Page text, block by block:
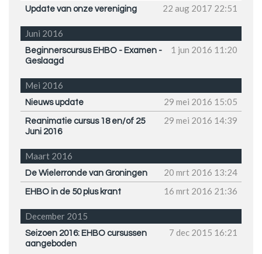
Update van onze vereniging 22 aug 2017 22:51
Juni 2016
Beginnerscursus EHBO - Examen -
Geslaagd
1 jun 2016 11:20
Mei 2016
Nieuws update 29 mei 2016 15:05
Reanimatie cursus 18 en/of 25
Juni 2016
29 mei 2016 14:39
Maart 2016
De Wielerronde van Groningen 20 mrt 2016 13:24
EHBO in de 50 plus krant 16 mrt 2016 21:36
December 2015
Seizoen 2016: EHBO cursussen
aangeboden
7 dec 2015 16:21